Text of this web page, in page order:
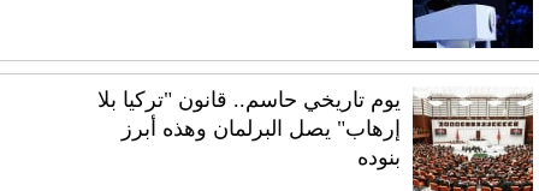
يوم تاريخي حاسم.. قانون "تركيا بلا
إرهاب" يصل البرلمان وهذه أبرز
بنوده